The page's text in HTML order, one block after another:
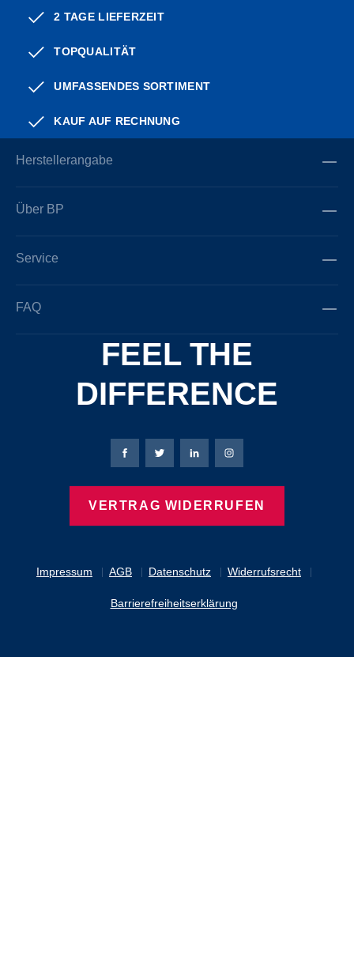
2 TAGE LIEFERZEIT
TOPQUALITÄT
UMFASSENDES SORTIMENT
KAUF AUF RECHNUNG
Herstellerangabe
Über BP
Service
FAQ
FEEL THE
DIFFERENCE
Impressum AGB Datenschutz Widerrufsrecht
Barrierefreiheitserklärung
Bierbaum-Proenen Facebook-Seite
Bierbaum-Proenen Twitter Seite
Bierbaum-Proenen LinkedIn
Bierbaum-Proenen
VERTRAG WIDERRUFEN